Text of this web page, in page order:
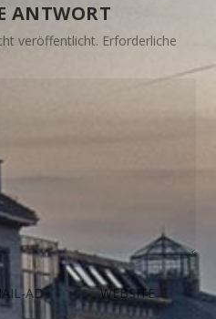
ANTWORT
veröffentlicht. Erforderliche